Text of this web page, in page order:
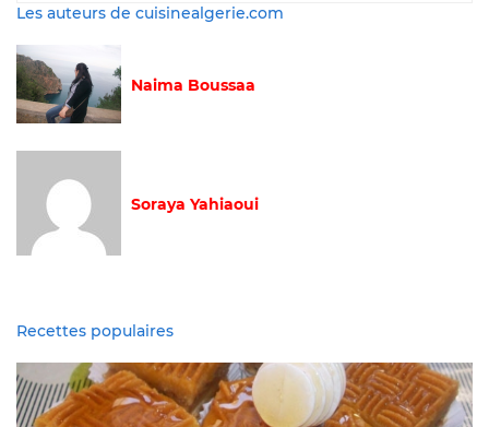
Les auteurs de cuisinealgerie.com
Naima Boussaa
Soraya Yahiaoui
Recettes populaires